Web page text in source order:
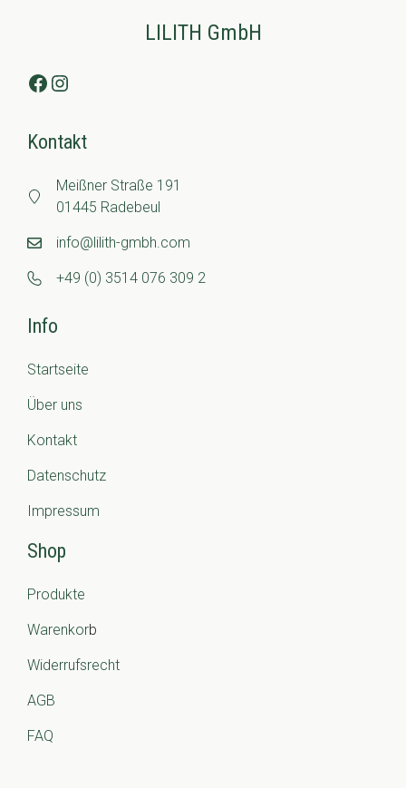
LILITH GmbH
Facebook
Instagram
Kontakt
Meißner Straße 191
01445 Radebeul
info@lilith-gmbh.com
+49 (0) 3514 076 309 2
Info
Startseite
Über uns
Kontakt
Datenschutz
Impressum
Shop
Produkte
Warenkorb
Widerrufsrecht
AGB
FAQ